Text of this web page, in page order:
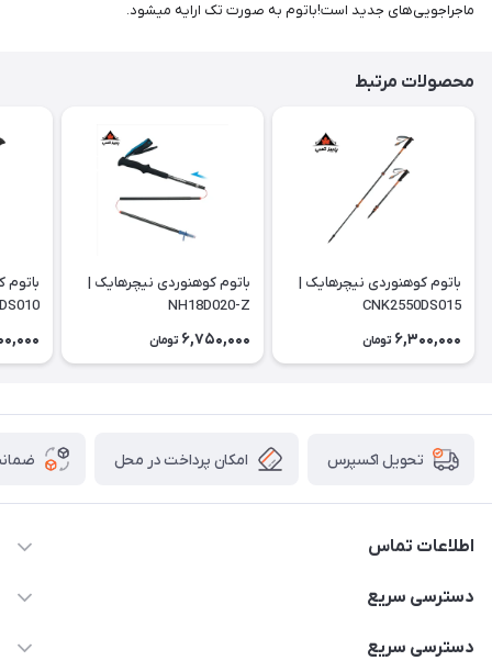
ماجراجویی‌های جدید است!باتوم به صورت تک ارایه میشود.
محصولات مرتبط
باتوم کوهنوردی نیچرهایک |
CNK2550DS015
6,300,000 تومان
باتوم کوهنوردی نیچرهایک |
NH18D020-Z
6,750,000 تومان
تحویل اکسپرس امکان پرداخت در محل
اطلاعات تماس
02166456492 - 09121933405
دسترسی سریع
خرید کیسه خواب
دسترسی سریع